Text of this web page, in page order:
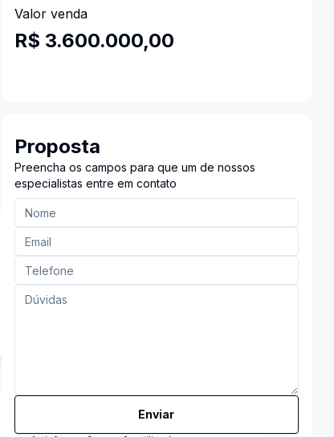
Valor venda
R$ 3.600.000,00
Proposta
Preencha os campos para que um de nossos
especialistas entre em contato
Enviar